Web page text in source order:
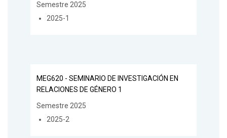
Semestre 2025
2025-1
MEG620 - SEMINARIO DE INVESTIGACIÓN EN
RELACIONES DE GÉNERO 1
Semestre 2025
2025-2